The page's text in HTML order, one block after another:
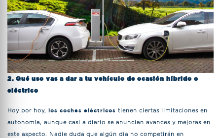
2. Qué uso vas a dar a tu vehículo de ocasión híbrido o
eléctrico
Hoy por hoy, los coches eléctricos tienen ciertas limitaciones en
autonomía, aunque casi a diario se anuncian avances y mejoras en
este aspecto. Nadie duda que algún día no competirán en